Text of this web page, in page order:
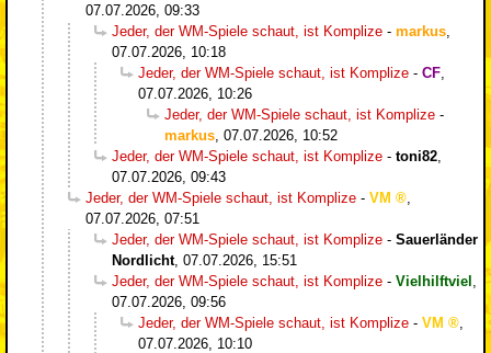
07.07.2026, 09:33
Jeder, der WM-Spiele schaut, ist Komplize - markus
07.07.2026, 10:18
Jeder, der WM-Spiele schaut, ist Komplize - CF
07.07.2026, 10:26
Jeder, der WM-Spiele schaut, ist Komplize -
markus 07.07.2026, 10:52
Jeder, der WM-Spiele schaut, ist Komplize - toni82
07.07.2026, 09:43
Jeder, der WM-Spiele schaut, ist Komplize - VM
07.07.2026, 07:51
Jeder, der WM-Spiele schaut, ist Komplize - Sauerländer
Nordlicht, 07.07.2026, 15:51
Jeder, der WM-Spiele schaut, ist Komplize - Vielhilftviel
07.07.2026, 09:56
Jeder, der WM-Spiele schaut, ist Komplize - VM
07.07.2026, 10:10